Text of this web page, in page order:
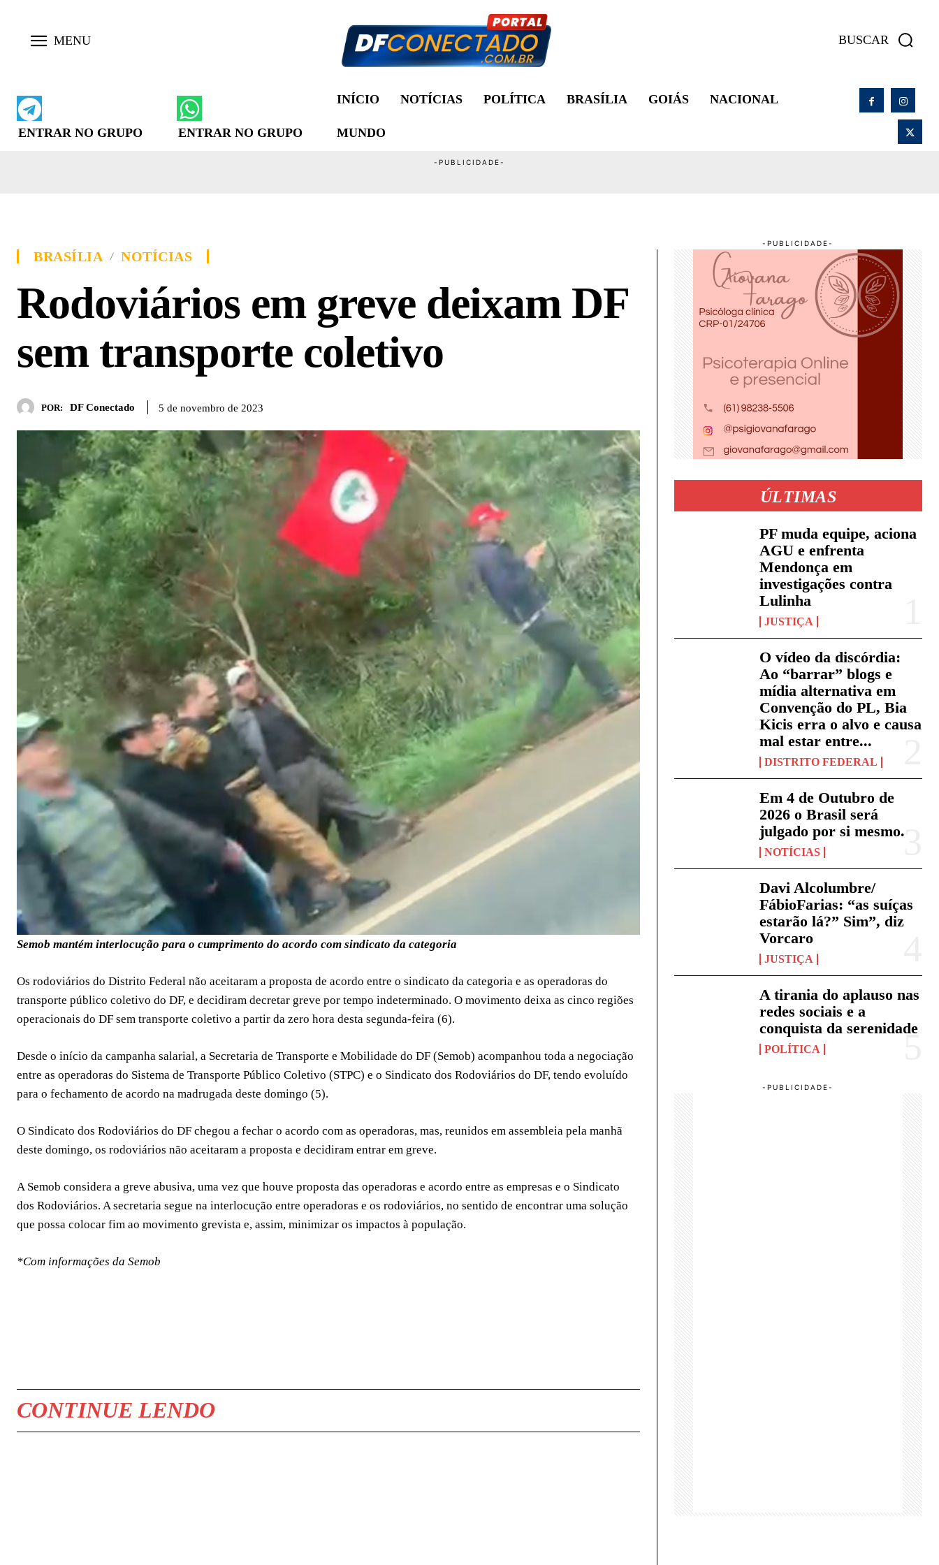
BUSCAR
ENTRAR NO GRUPO ENTRAR NO GRUPO
INÍCIO NOTÍCIAS POLÍTICA BRASÍLIA GOIÁS NACIONAL
MUNDO
BRASÍLIA NOTÍCIAS
Rodoviários em greve deixam DF
sem transporte coletivo
POR: DF Conectado 5 de novembro de 2023
Semob mantém interlocução para o cumprimento do acordo com sindicato da categoria
Os rodoviários do Distrito Federal não aceitaram a proposta de acordo entre o sindicato da categoria e as operadoras do
transporte público coletivo do DF, e decidiram decretar greve por tempo indeterminado. O movimento deixa as cinco regiões
operacionais do DF sem transporte coletivo a partir da zero hora desta segunda-feira (6).
Desde o início da campanha salarial, a Secretaria de Transporte e Mobilidade do DF (Semob) acompanhou toda a negociação
entre as operadoras do Sistema de Transporte Público Coletivo (STPC) e o Sindicato dos Rodoviários do DF, tendo evoluído
para o fechamento de acordo na madrugada deste domingo (5).
O Sindicato dos Rodoviários do DF chegou a fechar o acordo com as operadoras, mas, reunidos em assembleia pela manhã
deste domingo, os rodoviários não aceitaram a proposta e decidiram entrar em greve.
A Semob considera a greve abusiva, uma vez que houve proposta das operadoras e acordo entre as empresas e o Sindicato
dos Rodoviários. A secretaria segue na interlocução entre operadoras e os rodoviários, no sentido de encontrar uma solução
que possa colocar fim ao movimento grevista e, assim, minimizar os impactos à população.
*Com informações da Semob
CONTINUE LENDO
ÚLTIMAS
PF muda equipe, aciona
AGU e enfrenta
Mendonça em
investigações contra
Lulinha
JUSTIÇA
O vídeo da discórdia:
Ao “barrar” blogs e
mídia alternativa em
Convenção do PL, Bia
Kicis erra o alvo e causa
mal estar entre...
DISTRITO FEDERAL
Em 4 de Outubro de
2026 o Brasil será
julgado por si mesmo.
NOTÍCIAS
Davi Alcolumbre/
FábioFarias: “as suíças
estarão lá?” Sim”, diz
Vorcaro
JUSTIÇA
A tirania do aplauso nas
redes sociais e a
conquista da serenidade
POLÍTICA